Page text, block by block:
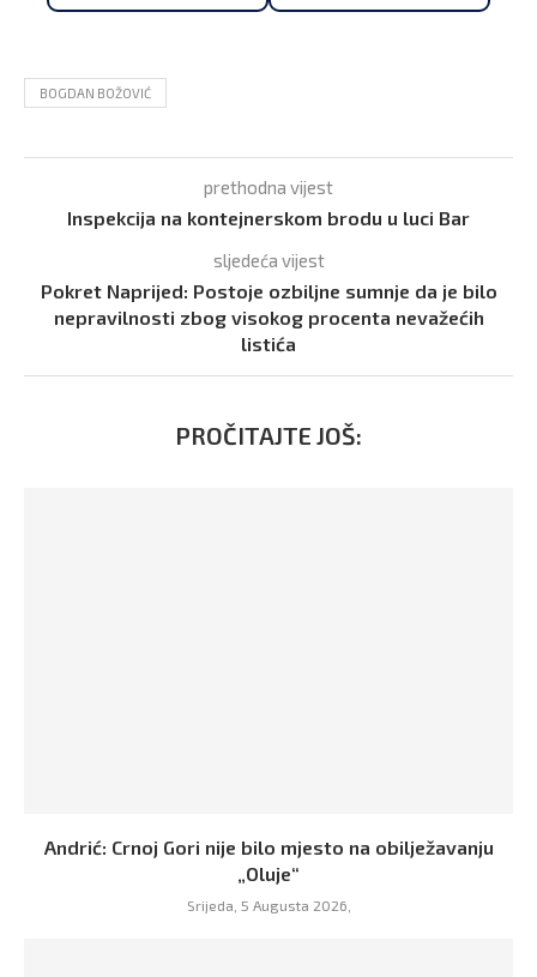
BOGDAN BOŽOVIĆ
prethodna vijest
Inspekcija na kontejnerskom brodu u luci Bar
sljedeća vijest
Pokret Naprijed: Postoje ozbiljne sumnje da je bilo
nepravilnosti zbog visokog procenta nevažećih
listića
PROČITAJTE JOŠ:
Andrić: Crnoj Gori nije bilo mjesto na obilježavanju
„Oluje“
Srijeda, 5 Augusta 2026,